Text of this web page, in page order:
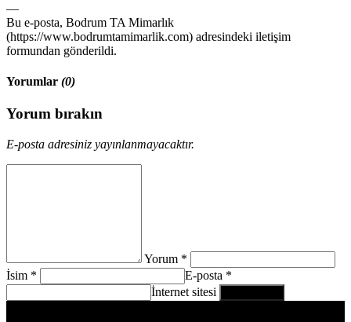
—
Bu e-posta, Bodrum TA Mimarlık
(https://www.bodrumtamimarlik.com) adresindeki iletişim
formundan gönderildi.
Yorumlar (0)
Yorum bırakın
E-posta adresiniz yayınlanmayacaktır.
Yorum *
İsim *
E-posta *
İnternet sitesi